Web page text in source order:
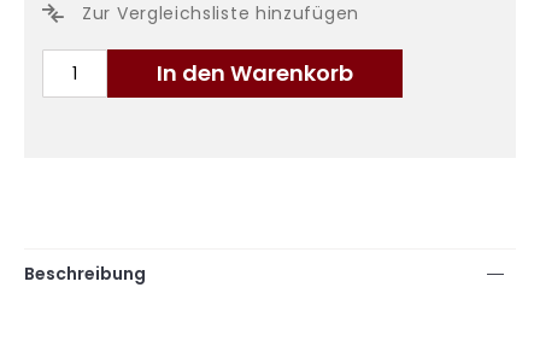
In den Warenkorb
Zur Vergleichsliste hinzufügen
Beschreibung